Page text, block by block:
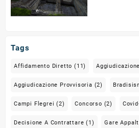
Tags
Affidamento Diretto (11)
Aggiudicazione Provvisoria (2)
Campi Flegrei (2) Concorso (2)
Decisione A Contrattare (1) Gare